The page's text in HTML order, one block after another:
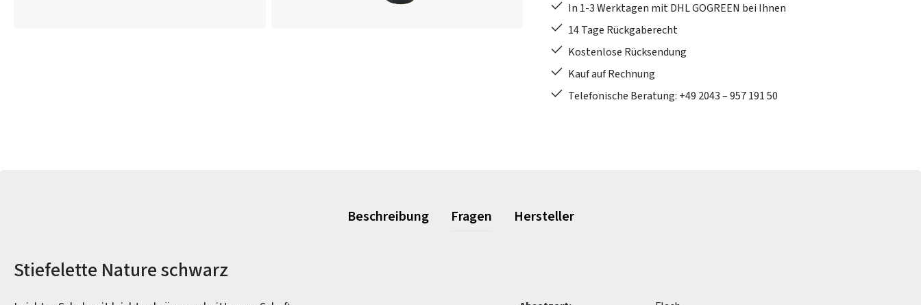
In 1-3 Werktagen mit DHL GOGREEN bei Ihnen
14 Tage Rückgaberecht
Kostenlose Rücksendung
Kauf auf Rechnung
Telefonische Beratung: +49 2043 – 957 191 50
Beschreibung Fragen Hersteller
Produktinformationen
Stiefelette Nature schwarz